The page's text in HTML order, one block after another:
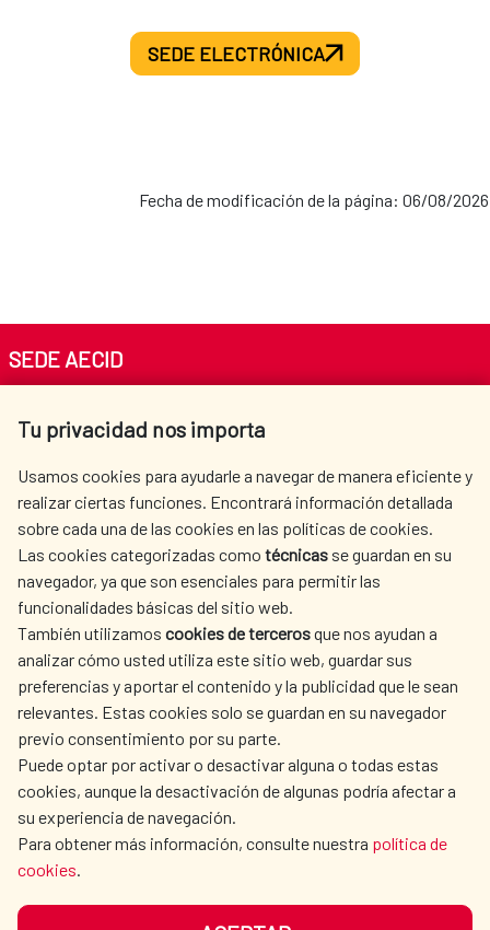
SEDE ELECTRÓNICA
Fecha de modificación de la página: 06/08/2026
Tu privacidad nos importa
Usamos cookies para ayudarle a navegar de manera eficiente y
realizar ciertas funciones. Encontrará información detallada
sobre cada una de las cookies en las políticas de cookies.
Las cookies categorizadas como técnicas se guardan en su
navegador, ya que son esenciales para permitir las
funcionalidades básicas del sitio web.
También utilizamos cookies de tercerosque nos ayudan a
analizar cómo usted utiliza este sitio web, guardar sus
preferencias y aportar el contenido y la publicidad que le sean
relevantes. Estas cookies solo se guardan en su navegador
previo consentimiento por su parte.
Puede optar por activar o desactivar alguna o todas estas
cookies, aunque la desactivación de algunas podría afectar a
su experiencia de navegación.
Para obtener más información, consulte nuestra política de
cookies.
SEDE AECID
Tel. +34 900 20 30 54​​​​​​​
AECID
OÙ NOUS COOPÉRONS
L'ACTION HUMANITAIRE
ESPAGNOLE
SALLE DE PRESSE
CULTURE ET SCIENCE BIBLIOTHÈQUE
NOS RÉSEAUX SOCIAUX